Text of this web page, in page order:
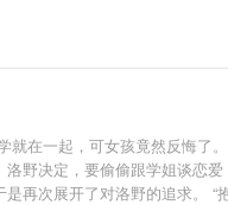
在一起，可女孩竟然反悔了
野决定，要偷偷跟学姐谈恋
再次展开了对洛野的追求。 “